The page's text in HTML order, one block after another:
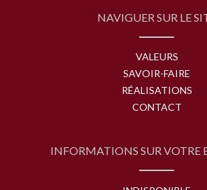
NAVIGUER SUR LE
VALEURS
SAVOIR-FAIRE
RÉALISATIONS
CONTACT
INFORMATIONS SUR VOTRE